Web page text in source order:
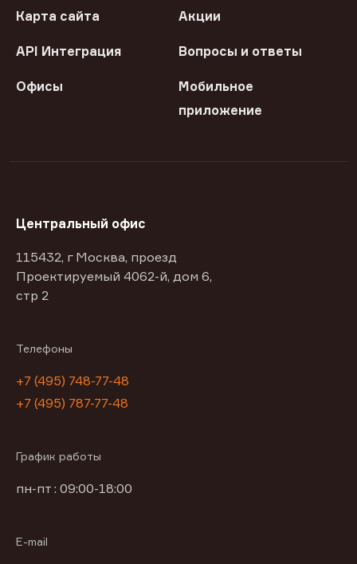
Карта сайта Акции
API Интеграция Вопросы и ответы
Офисы
Мобильное
приложение
Центральный офис
115432, г Москва, проезд
Проектируемый 4062-й, дом 6,
стр 2
Телефоны
+7 (495) 748-77-48
+7 (495) 787-77-48
График работы
пн-пт : 09:00-18:00
E-mail